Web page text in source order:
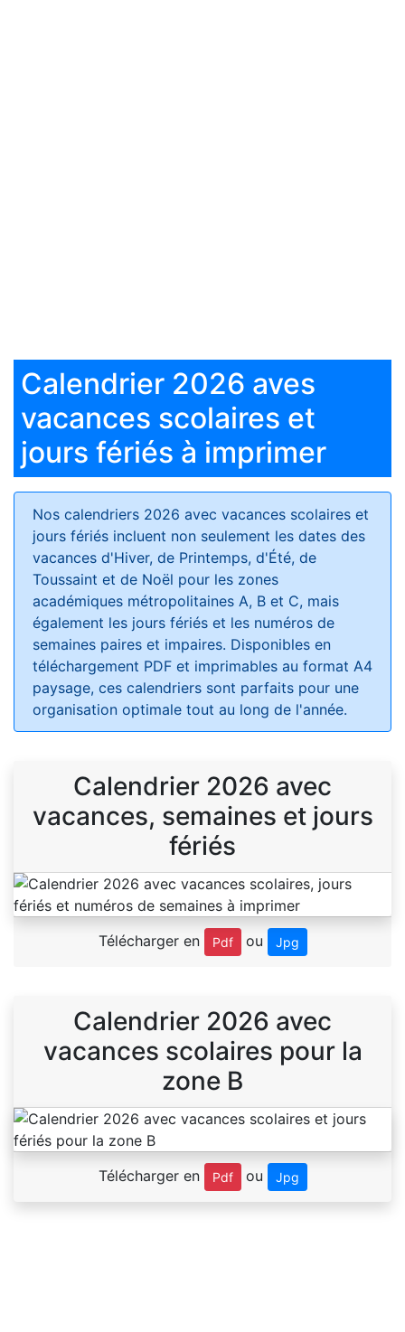
Calendrier 2026 aves
vacances scolaires et
jours fériés à imprimer
Nos calendriers 2026 avec vacances scolaires et
jours fériés incluent non seulement les dates des
vacances d'Hiver, de Printemps, d'Été, de
Toussaint et de Noël pour les zones
académiques métropolitaines A, B et C, mais
également les jours fériés et les numéros de
semaines paires et impaires. Disponibles en
téléchargement PDF et imprimables au format A4
paysage, ces calendriers sont parfaits pour une
organisation optimale tout au long de l'année.
Calendrier 2026 avec
vacances, semaines et jours
fériés
Télécharger en Pdf ou Jpg
Calendrier 2026 avec
vacances scolaires pour la
zone B
Télécharger en Pdf ou Jpg